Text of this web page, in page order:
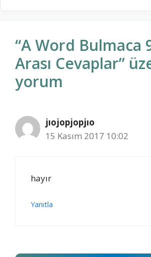
“A Word Bulmaca
Arası Cevaplar”
yorum
jıojopjopjıo
15 Kasım 2017 10:02
hayır
Yanıtla